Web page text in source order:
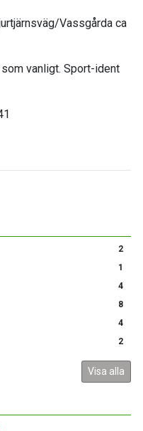
2
1
4
8
4
2
Visa alla
Vassgårda ca
vanligt. Sport-ident